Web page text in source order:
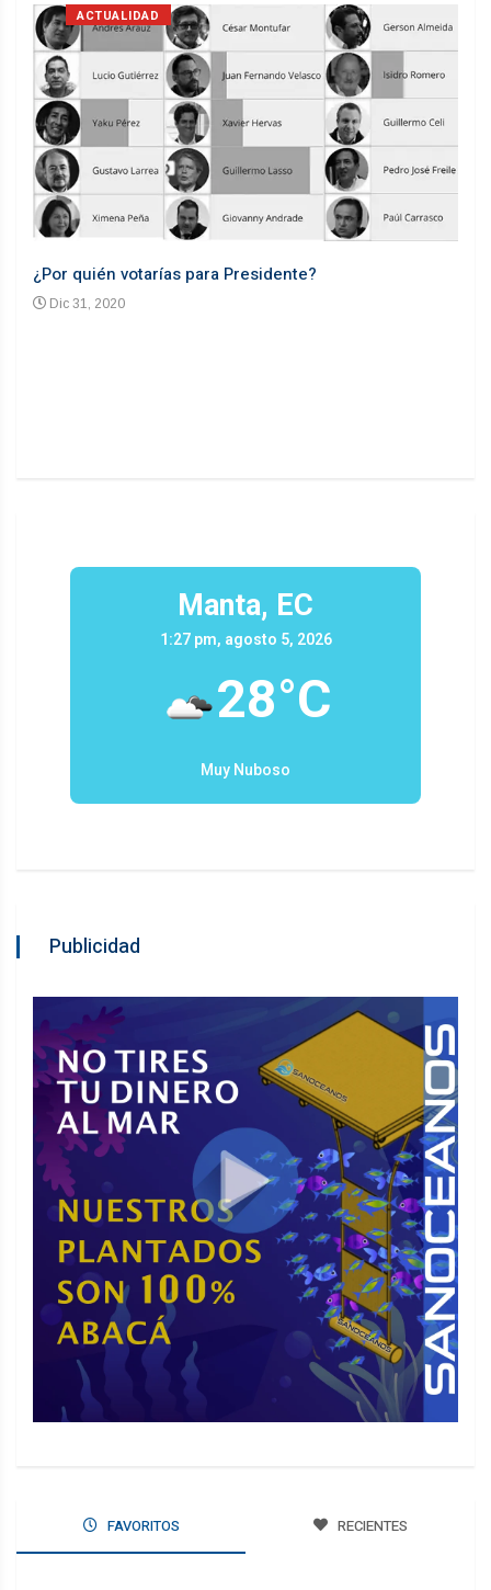
ACTUALIDAD
¿Por quién votarías para Presidente?
Dic 31, 2020
Manta, EC
1:27 pm, agosto 5, 2026
28°C
Muy Nuboso
Publicidad
FAVORITOS RECIENTES